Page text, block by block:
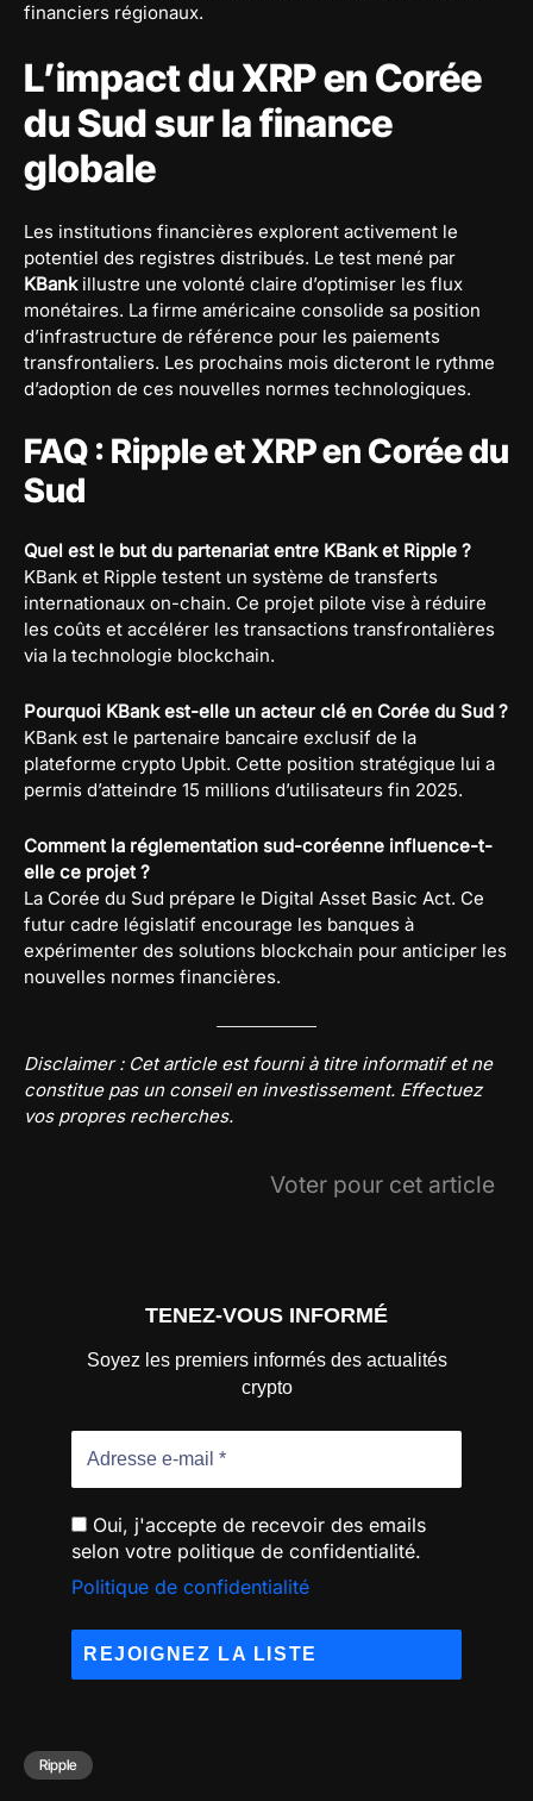
financiers régionaux.
L’impact du XRP en Corée
du Sud sur la finance
globale
Les institutions financières explorent activement le
potentiel des registres distribués. Le test mené par
KBankillustre une volonté claire d’optimiser les flux
monétaires. La firme américaine consolide sa position
d’infrastructure de référence pour les paiements
transfrontaliers. Les prochains mois dicteront le rythme
d’adoption de ces nouvelles normes technologiques.
FAQ : Ripple et XRP en Corée du
Sud
Quel est le but du partenariat entre KBank et Ripple ?
KBank et Ripple testent un système de transferts
internationaux on-chain. Ce projet pilote vise à réduire
les coûts et accélérer les transactions transfrontalières
via la technologie blockchain.
Pourquoi KBank est-elle un acteur clé en Corée du Sud ?
KBank est le partenaire bancaire exclusif de la
plateforme crypto Upbit. Cette position stratégique lui a
permis d’atteindre 15 millions d’utilisateurs fin 2025.
Comment la réglementation sud-coréenne influence-t-
elle ce projet ?
La Corée du Sud prépare le Digital Asset Basic Act. Ce
futur cadre législatif encourage les banques à
expérimenter des solutions blockchain pour anticiper les
nouvelles normes financières.
Disclaimer : Cet article est fourni à titre informatif et ne
constitue pas un conseil en investissement. Effectuez
vos propres recherches.
Voter pour cet article
TENEZ-VOUS INFORMÉ
Soyez les premiers informés des actualités
crypto
Oui, j'accepte de recevoir des emails
selon votre politique de confidentialité.
Politique de confidentialité
Ripple